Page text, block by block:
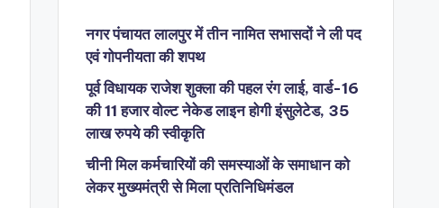
नगर पंचायत लालपुर में तीन नामित सभासदों ने ली पद
एवं गोपनीयता की शपथ
पूर्व विधायक राजेश शुक्ला की पहल रंग लाई, वार्ड-16
की 11 हजार वोल्ट नेकेड लाइन होगी इंसुलेटेड, 35
लाख रुपये की स्वीकृति
चीनी मिल कर्मचारियों की समस्याओं के समाधान को
लेकर मुख्यमंत्री से मिला प्रतिनिधिमंडल